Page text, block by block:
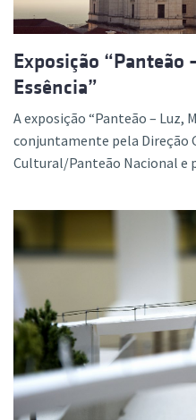
Exposição “Panteão
Essência”
A exposição “Panteão – Luz,
conjuntamente pela Direção
Cultural/Panteão Nacional e